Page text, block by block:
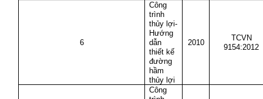
6
Công
trình
thủy lợi-
Hướng
dẫn
thiết kế
đường
hầm
thủy lợi
2010
TCVN
9154:2012
Công